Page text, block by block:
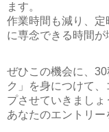
ます。
作業時間も減り、
に専念できる時間が
ぜひこの機会に、
ク」を身につけて
プさせていきましょ
あなたのエントリー